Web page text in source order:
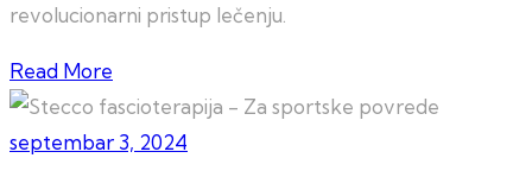
revolucionarni pristup lečenju.
Read More
septembar 3, 2024